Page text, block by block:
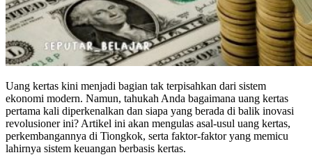
Uang kertas kini menjadi bagian tak terpisahkan dari sistem
ekonomi modern. Namun, tahukah Anda bagaimana uang kertas
pertama kali diperkenalkan dan siapa yang berada di balik inovasi
revolusioner ini? Artikel ini akan mengulas asal-usul uang kertas,
perkembangannya di Tiongkok, serta faktor-faktor yang memicu
lahirnya sistem keuangan berbasis kertas.